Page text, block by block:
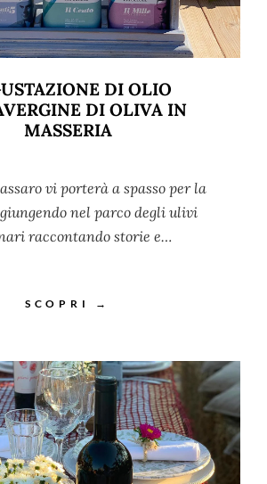
DI OLIO
DI OLIVA IN
MASSERIA
vi porterà a spasso per la
nel parco degli ulivi
raccontando storie e…
SCOPRI →